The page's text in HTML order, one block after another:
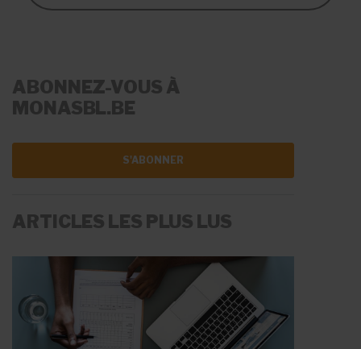
ABONNEZ-VOUS À
MONASBL.BE
S'ABONNER
ARTICLES LES PLUS LUS